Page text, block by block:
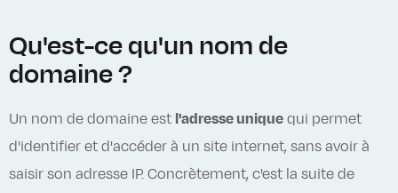
Qu'est-ce qu'un nom de
domaine ?
Un nom de domaine est l'adresse unique qui permet
d'identifier et d'accéder à un site internet, sans avoir à
saisir son adresse IP. Concrètement, c'est la suite de